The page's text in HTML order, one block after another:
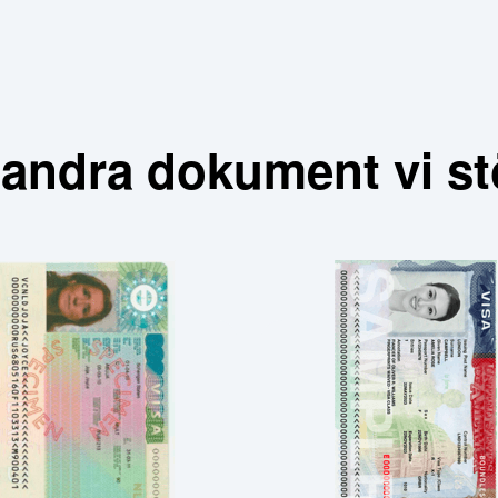
dokument vi